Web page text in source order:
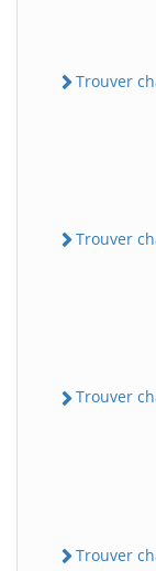
Trouver
Trouver
Trouver
Trouver